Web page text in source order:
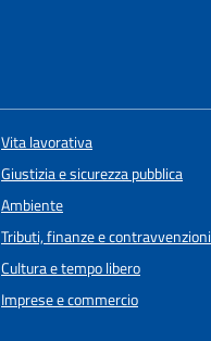
Vita lavorativa
Giustizia e sicurezza pubblica
Ambiente
Tributi, finanze e contravvenzioni
Cultura e tempo libero
Imprese e commercio